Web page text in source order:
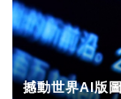
撼動世界AI版